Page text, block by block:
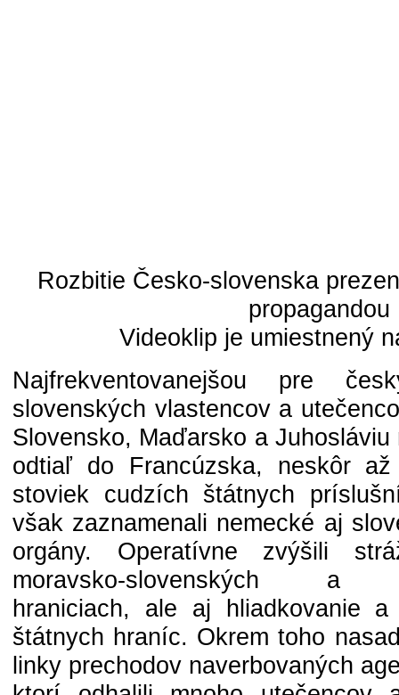
Rozbitie Česko-slovenska
propagandou
Videoklip je umiestnený
Najfrekventovanejšou pre
slovenských vlastencov a
Slovensko, Maďarsko a
odtiaľ do Francúzska, neskôr
stoviek cudzích štátnych
však zaznamenali nemecké aj
orgány. Operatívne zvýšili
moravsko-slovenských a
hraniciach, ale aj hliadkovanie
štátnych hraníc. Okrem toho
linky prechodov naverbovaných